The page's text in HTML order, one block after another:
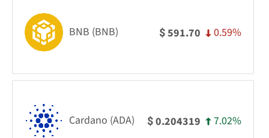
BNB (BNB) $591.70 0.59%
Cardano (ADA) $0.204319 7.02%